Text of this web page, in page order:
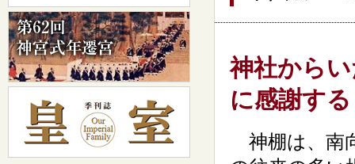
神社から
に感謝する
神棚は、南